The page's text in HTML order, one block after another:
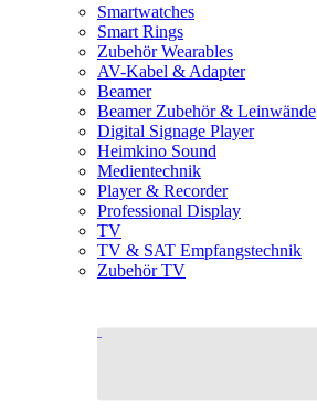
Smartwatches
Smart Rings
Zubehör Wearables
AV-Kabel & Adapter
Beamer
Beamer Zubehör & Leinwände
Digital Signage Player
Heimkino Sound
Medientechnik
Player & Recorder
Professional Display
TV
TV & SAT Empfangstechnik
Zubehör TV